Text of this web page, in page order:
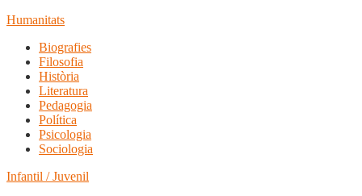
Humanitats
Biografies
Filosofia
Història
Literatura
Pedagogia
Política
Psicologia
Sociologia
Infantil / Juvenil